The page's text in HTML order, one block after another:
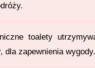
toalety
dla zapewnienia wygody.